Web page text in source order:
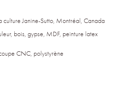
Janine-Sutto, Montréal, Canada
bois, gypse, MDF, peinture latex
CNC, polystyrène